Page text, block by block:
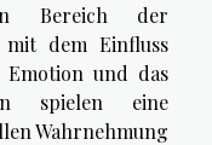
Bereich der
mit dem Einfluss
und das
spielen eine
Wahrnehmung